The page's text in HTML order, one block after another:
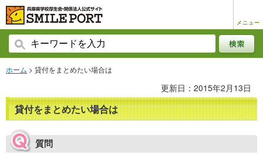
メニュー
ホーム > 貸付をまとめたい場合は
更新日：2015年2月13日
貸付をまとめたい場合は
質問